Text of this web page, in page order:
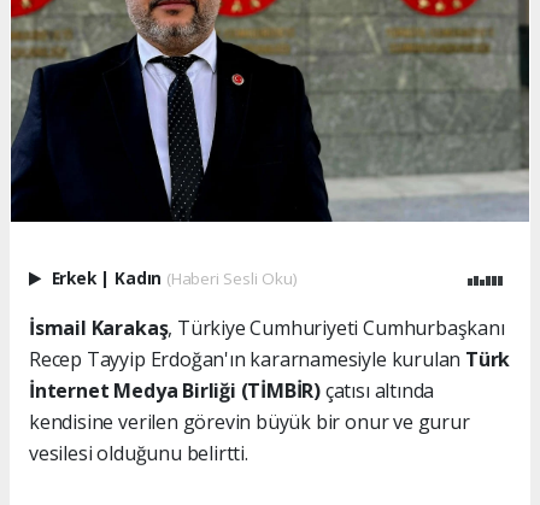
Erkek | Kadın (Haberi Sesli Oku)
İsmail Karakaş, Türkiye Cumhuriyeti Cumhurbaşkanı
Recep Tayyip Erdoğan'ın kararnamesiyle kurulan Türk
İnternet Medya Birliği (TİMBİR)çatısı altında
kendisine verilen görevin büyük bir onur ve gurur
vesilesi olduğunu belirtti.